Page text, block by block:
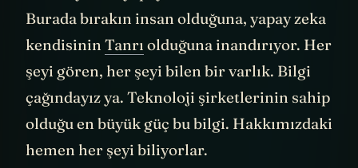
anlamıyla bir yapay zekadan söz edebiliriz.
Burada bırakın insan olduğuna, yapay zeka
kendisinin Tanrıolduğuna inandırıyor. Her
şeyi gören, her şeyi bilen bir varlık. Bilgi
çağındayız ya. Teknoloji şirketlerinin sahip
olduğu en büyük güç bu bilgi. Hakkımızdaki